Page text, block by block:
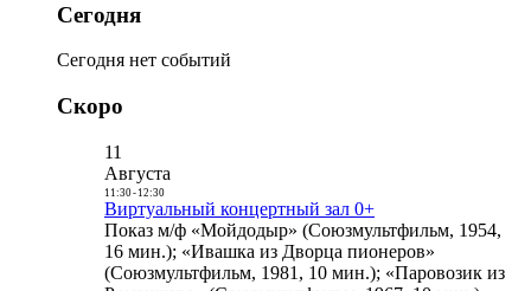
Сегодня
Сегодня нет событий
Скоро
11
Августа
11:30- 12:30
Виртуальный концертный зал 0+
Показ м/ф «Мойдодыр» (Союзмультфильм, 1954,
16 мин.); «Ивашка из Дворца пионеров»
(Союзмультфильм, 1981, 10 мин.); «Паровозик из